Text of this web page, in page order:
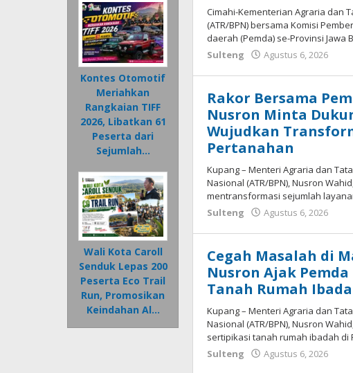
Kontes Otomotif
Meriahkan
Rangkaian TIFF
2026, Libatkan 61
Peserta dari
Sejumlah…
Wali Kota Caroll
Senduk Lepas 200
Peserta Eco Trail
Run, Promosikan
Keindahan Al…
Cimahi-Kementerian Agraria dan
(ATR/BPN) bersama Komisi
daerah (Pemda) se-Provinsi
Sulteng
Agustus 6, 2026
Rakor Bersama
Nusron Minta
Wujudkan
Pertanahan
Kupang – Menteri Agraria dan
Nasional (ATR/BPN), Nusron
mentransformasi sejumlah
Sulteng
Agustus 6, 2026
Cegah Masalah di
Nusron Ajak
Tanah Rumah
Kupang – Menteri Agraria dan
Nasional (ATR/BPN), Nusron
sertipikasi tanah rumah ibadah di
Sulteng
Agustus 6, 2026